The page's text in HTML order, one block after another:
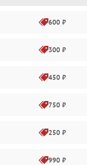
600 ₽
300 ₽
450 ₽
750 ₽
250 ₽
990 ₽